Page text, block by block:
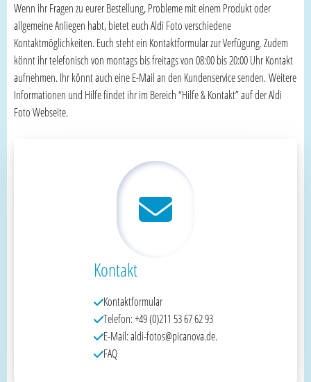
Wenn ihr Fragen zu eurer Bestellung, Probleme mit einem Produkt oder
allgemeine Anliegen habt, bietet euch Aldi Foto verschiedene
Kontaktmöglichkeiten. Euch steht ein Kontaktformular zur Verfügung. Zudem
könnt ihr telefonisch von montags bis freitags von 08:00 bis 20:00 Uhr Kontakt
aufnehmen. Ihr könnt auch eine E-Mail an den Kundenservice senden. Weitere
Informationen und Hilfe findet ihr im Bereich “Hilfe & Kontakt” auf der Aldi
Foto Webseite.
Kontakt
Kontaktformular
Telefon: +49 (0)211 53 67 62 93
E-Mail: aldi-fotos@picanova.de.
FAQ